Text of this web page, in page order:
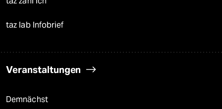
taz lab Infobrief
Veranstaltungen
Demnächst